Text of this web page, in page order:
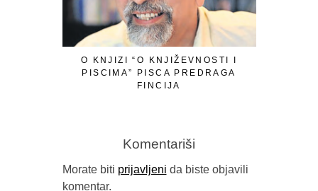
O KNJIZI “O KNJIŽEVNOSTI I
PISCIMA” PISCA PREDRAGA
FINCIJA
Komentariši
Morate biti prijavljeni da biste objavili
komentar.